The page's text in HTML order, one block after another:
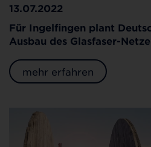
13.07.2022
Für Ingelfingen plant
Ausbau des Glasfaser-
mehr erfahren